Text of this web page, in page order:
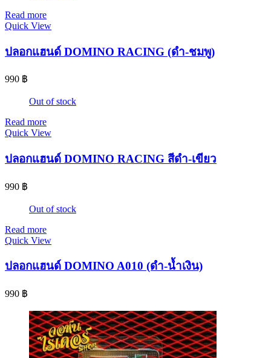
Read more
Quick View
ปลอกแฮนด์ DOMINO RACING (ดำ-ชมพู)
990 ฿
Out of stock
Read more
Quick View
ปลอกแฮนด์ DOMINO RACING สีดำ-เขียว
990 ฿
Out of stock
Read more
Quick View
ปลอกแฮนด์ DOMINO A010 (ดำ-น้ำเงิน)
990 ฿